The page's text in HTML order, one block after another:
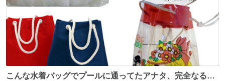
こんな水着バッグでプールに通ってたアナタ、完全なる同